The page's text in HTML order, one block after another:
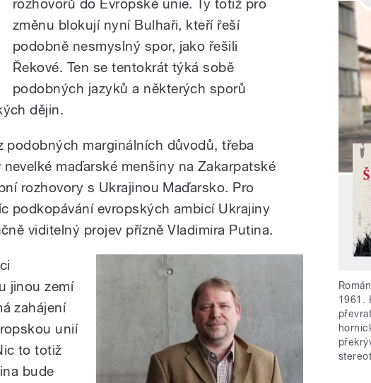
rozhovorů do Evropské unie. Ty totiž pro
změnu blokují nyní Bulhaři, kteří řeší
podobně nesmyslný spor, jako řešili
Řekové. Ten se tentokrát týká sobě
podobných jazyků a některých sporů
dějin.
podobných marginálních důvodů, třeba
maďarské menšiny na Zakarpatské
rozhovory s Ukrajinou Maďarsko. Pro
podkopávání evropských ambicí Ukrajiny
viditelný projev přízně Vladimira Putina.
jinou zemí
zahájení
unií
to totiž
bude
1961.